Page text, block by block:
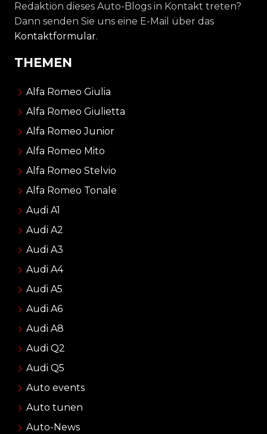
Redaktion dieses Auto-Blogs in Kontakt treten?
Dann senden Sie uns eine E-Mail über das
Kontaktformular.
THEMEN
Alfa Romeo Giulia
Alfa Romeo Giulietta
Alfa Romeo Junior
Alfa Romeo Mito
Alfa Romeo Stelvio
Alfa Romeo Tonale
Audi A1
Audi A2
Audi A3
Audi A4
Audi A5
Audi A6
Audi A8
Audi Q2
Audi Q5
Auto events
Auto tunen
Auto-News